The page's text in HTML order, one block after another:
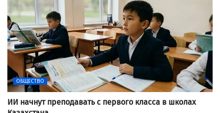
ОБЩЕСТВО
ИИ начнут преподавать с первого класса в школах